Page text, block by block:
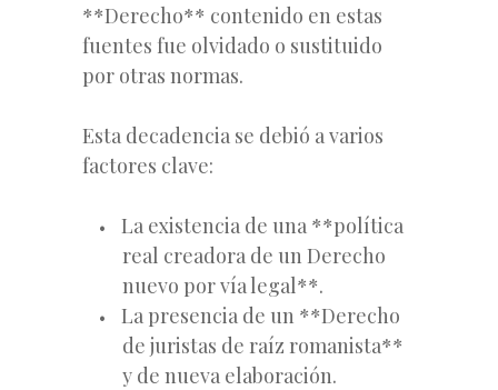
**Derecho** contenido en estas
fuentes fue olvidado o sustituido
por otras normas.
Esta decadencia se debió a varios
factores clave:
La existencia de una **política
real creadora de un Derecho
nuevo por vía legal**.
La presencia de un **Derecho
de juristas de raíz romanista**
y de nueva elaboración.